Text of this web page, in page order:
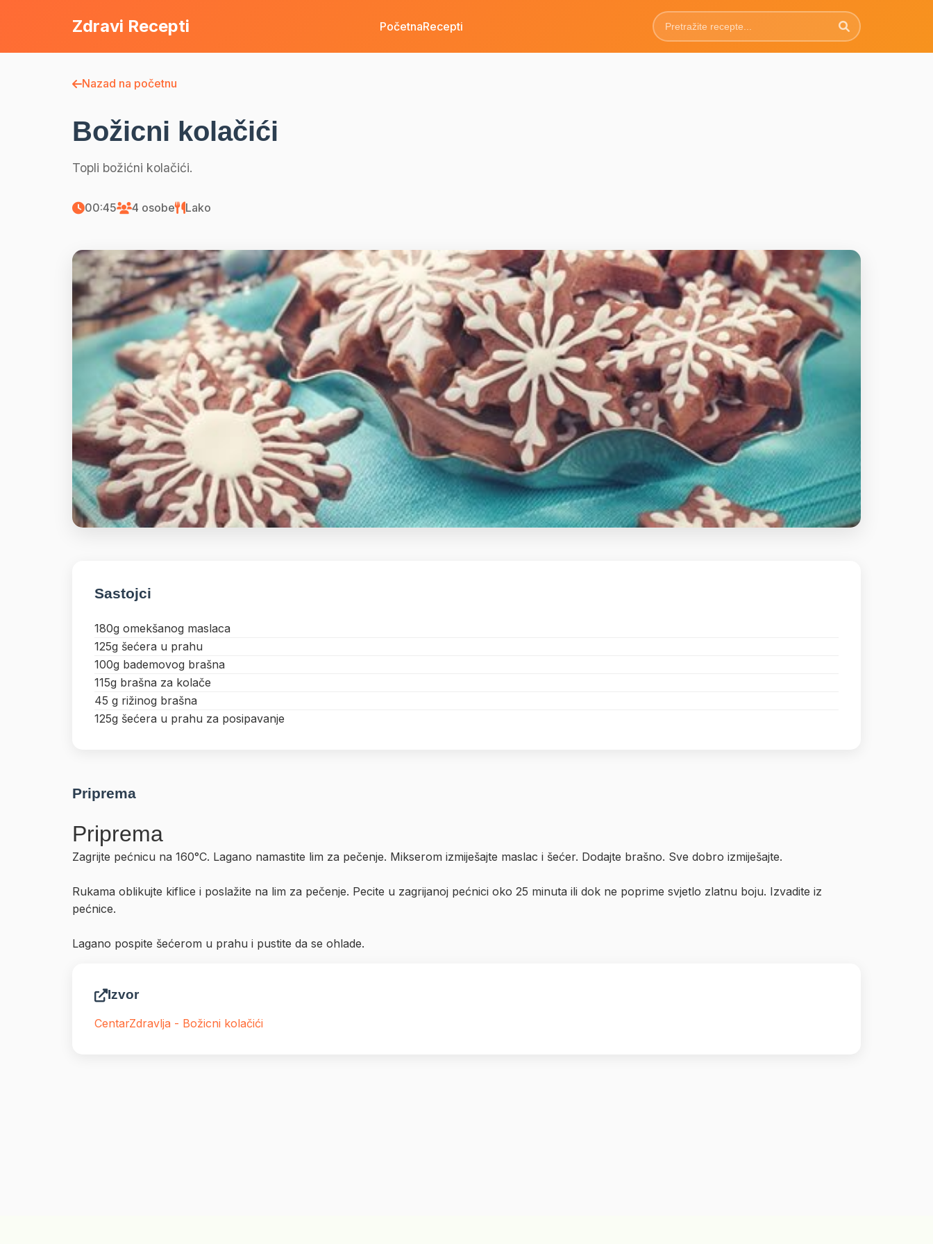
Zdravi Recepti PočetnaRecepti
Nazad na početnu
Božicni kolačići
Topli božićni kolačići.
00:45 4 osobe Lako
Sastojci
180g omekšanog maslaca
125g šećera u prahu
100g bademovog brašna
115g brašna za kolače
45 g rižinog brašna
125g šećera u prahu za posipavanje
Priprema
Priprema
Zagrijte pećnicu na 160°C. Lagano namastite lim za pečenje. Mikserom izmiješajte maslac i šećer. Dodajte brašno. Sve dobro izmiješajte.
Rukama oblikujte kiflice i poslažite na lim za pečenje. Pecite u zagrijanoj pećnici oko 25 minuta ili dok ne poprime svjetlo zlatnu boju. Izvadite iz
pećnice.
Lagano pospite šećerom u prahu i pustite da se ohlade.
Izvor
CentarZdravlja - Božicni kolačići